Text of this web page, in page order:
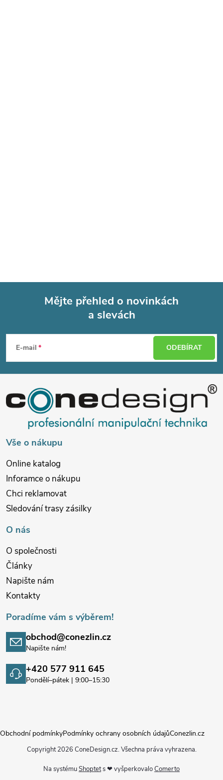
p
a
Mějte přehled o novinkách
a slevách
E-mail ODEBÍRAT
Vše o nákupu
Online katalog
Inforamce o nákupu
Chci reklamovat
Sledování trasy zásilky
O nás
O společnosti
Články
Napište nám
Kontakty
Poradíme vám s výběrem!
obchod@conezlin.cz
Napište nám!
+420 577 911 645
Pondělí–pátek | 9:00–15:30
Na systémuShoptets ❤ vyšperkovaloComerto
Obchodní podmínkyPodmínky ochrany osobních údajůConezlin.cz
Copyright 2026 ConeDesign.cz. Všechna práva vyhrazena.